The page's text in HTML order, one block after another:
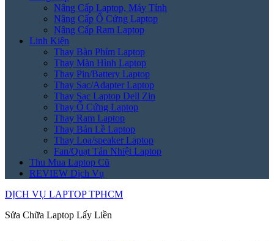
Nâng Cấp Laptop, Máy Tính
Nâng Cấp Ổ Cứng Laptop
Nâng Cấp Ram Laptop
Linh Kiện
Thay Bàn Phím Laptop
Thay Màn Hình Laptop
Thay Pin/Battery Laptop
Thay Sạc/Adapter Laptop
Thay Sạc Laptop Dell Zin
Thay Ổ Cứng Laptop
Thay Ram Laptop
Thay Bản Lề Laptop
Thay Loa/speaker Laptop
Fan/Quạt Tản Nhiệt Laptop
Thu Mua Laptop Cũ
REVIEW Dịch Vụ
DỊCH VỤ LAPTOP TPHCM
Sửa Chữa Laptop Lấy Liền